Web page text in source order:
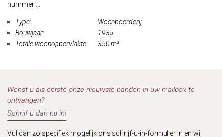
nummer ...
Type:
Woonboerderij
Bouwjaar:
1935
Totale woonoppervlakte:
350 m²
Wenst u als eerste onze nieuwste panden in uw mailbox te
ontvangen?
Schrijf u dan nu in!
Vul dan zo specifiek mogelijk ons schrijf-u-in-formulier in en wij